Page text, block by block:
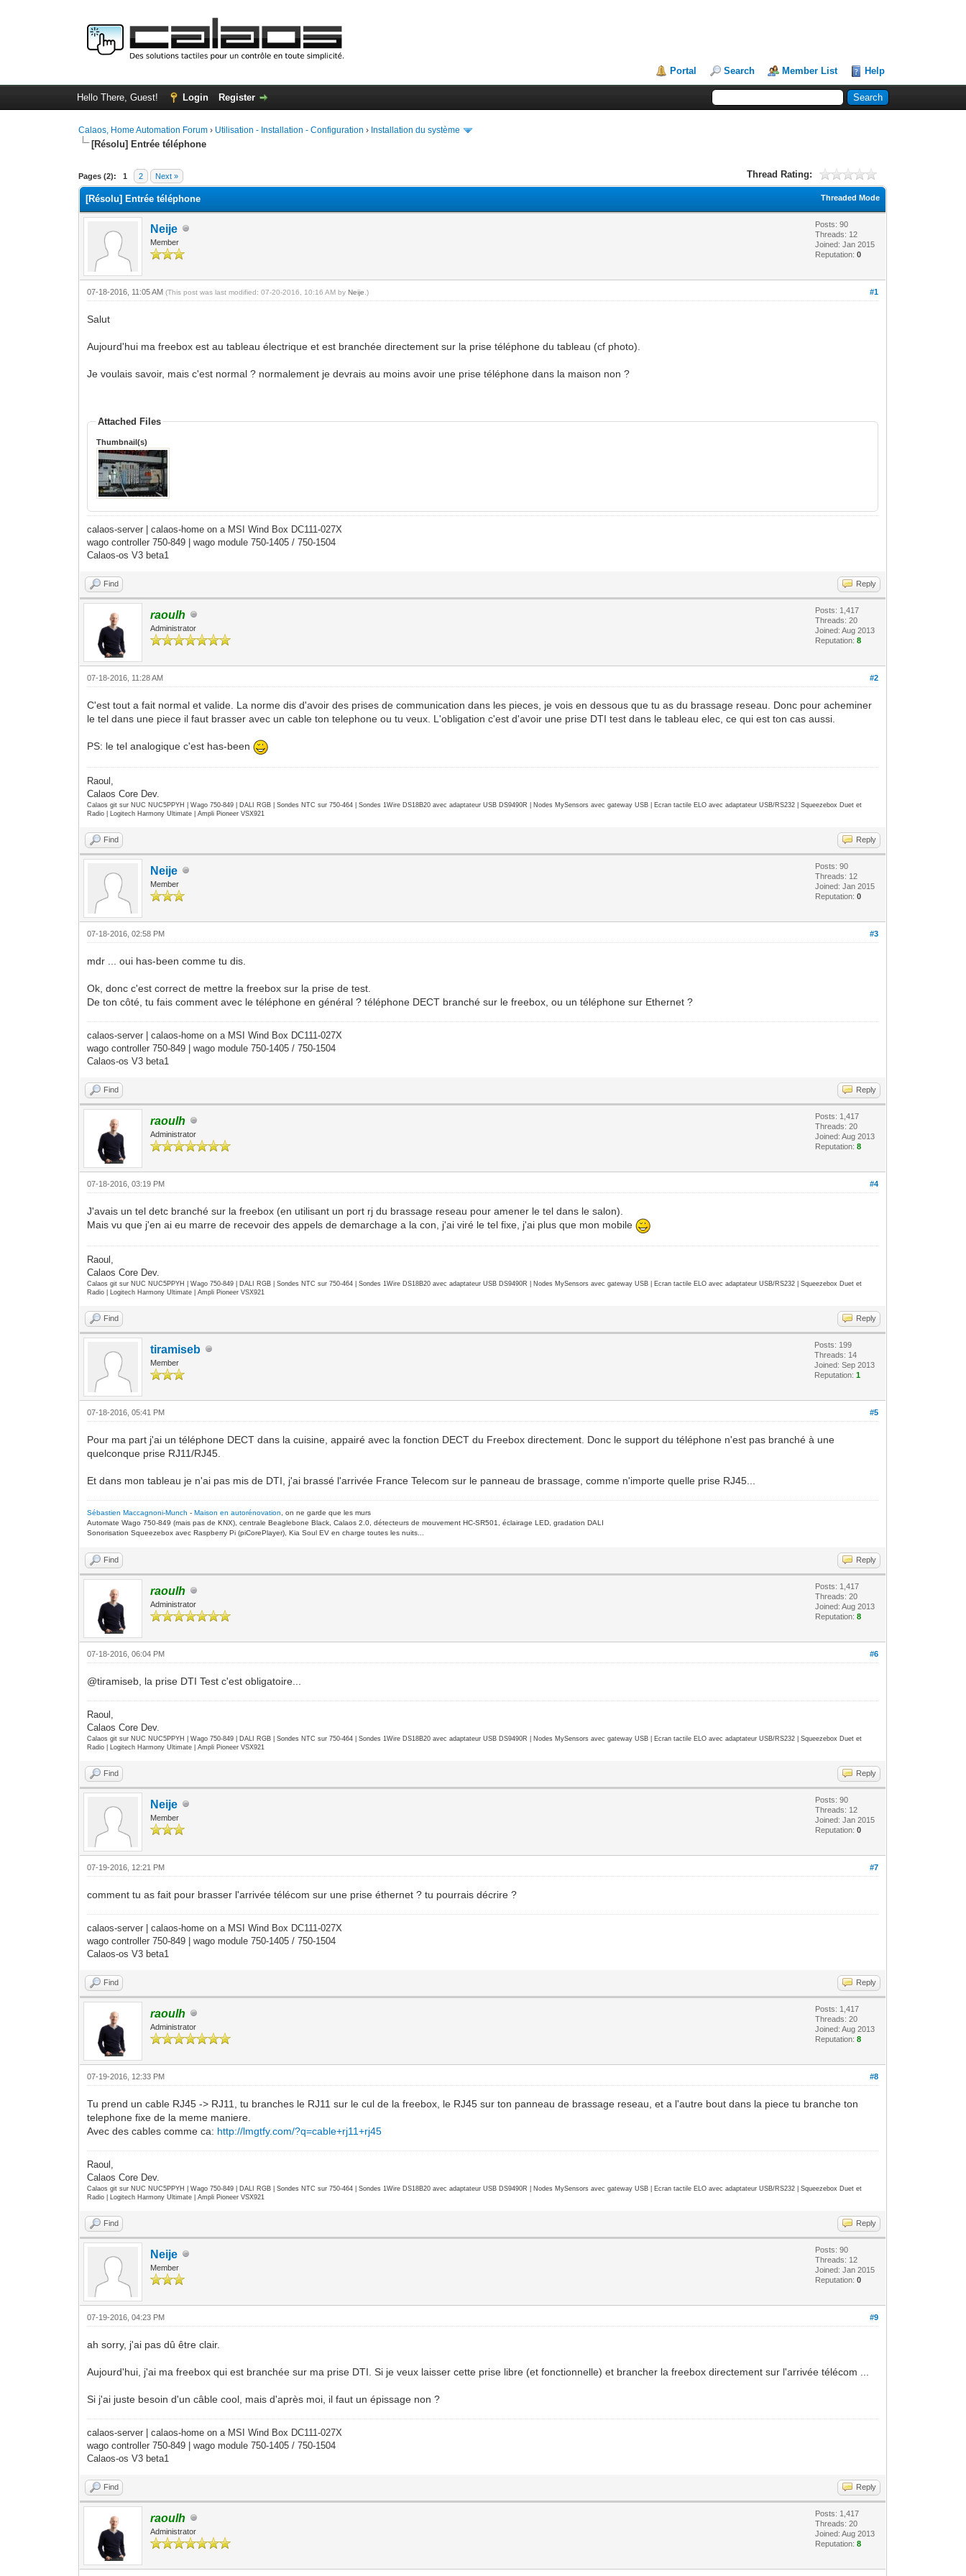
Portal Search Member List Help
Hello There, Guest! Login Register
Calaos, Home Automation Forum › Utilisation - Installation - Configuration › Installation du système
[Résolu] Entrée téléphone
Pages (2): 1 2 Next » Thread Rating:
0 Vote(s) - 0 Average
1
2
3
4
5
Threaded Mode
[Résolu] Entrée téléphone
Neije
Member
Posts: 90
Threads: 12
Joined: Jan 2015
Reputation:0
#1
07-18-2016, 11:05 AM(This post was last modified: 07-20-2016, 10:16 AM byNeije .)
Salut
Aujourd'hui ma freebox est au tableau électrique et est branchée directement sur la prise téléphone du tableau (cf photo).
Je voulais savoir, mais c'est normal ? normalement je devrais au moins avoir une prise téléphone dans la maison non ?
Attached Files
Thumbnail(s)
calaos-server | calaos-home on a MSI Wind Box DC111-027X
wago controller 750-849 | wago module 750-1405 / 750-1504
Calaos-os V3 beta1
Find Reply
raoulh
Administrator
Posts: 1,417
Threads: 20
Joined: Aug 2013
Reputation:8
#2
07-18-2016, 11:28 AM
C'est tout a fait normal et valide. La norme dis d'avoir des prises de communication dans les pieces, je vois en dessous que tu as du brassage reseau. Donc pour acheminer
le tel dans une piece il faut brasser avec un cable ton telephone ou tu veux. L'obligation c'est d'avoir une prise DTI test dans le tableau elec, ce qui est ton cas aussi.
PS: le tel analogique c'est has-been
Raoul,
Calaos Core Dev.
Calaos git sur NUC NUC5PPYH | Wago 750-849 | DALI RGB | Sondes NTC sur 750-464 | Sondes 1Wire DS18B20 avec adaptateur USB DS9490R | Nodes MySensors avec gateway USB | Ecran tactile ELO avec adaptateur USB/RS232 | Squeezebox Duet et
Radio | Logitech Harmony Ultimate | Ampli Pioneer VSX921
Find Reply
Neije
Member
Posts: 90
Threads: 12
Joined: Jan 2015
Reputation:0
#3
07-18-2016, 02:58 PM
mdr ... oui has-been comme tu dis.
Ok, donc c'est correct de mettre la freebox sur la prise de test.
De ton côté, tu fais comment avec le téléphone en général ? téléphone DECT branché sur le freebox, ou un téléphone sur Ethernet ?
calaos-server | calaos-home on a MSI Wind Box DC111-027X
wago controller 750-849 | wago module 750-1405 / 750-1504
Calaos-os V3 beta1
Find Reply
raoulh
Administrator
Posts: 1,417
Threads: 20
Joined: Aug 2013
Reputation:8
#4
07-18-2016, 03:19 PM
J'avais un tel detc branché sur la freebox (en utilisant un port rj du brassage reseau pour amener le tel dans le salon).
Mais vu que j'en ai eu marre de recevoir des appels de demarchage a la con, j'ai viré le tel fixe, j'ai plus que mon mobile
Raoul,
Calaos Core Dev.
Calaos git sur NUC NUC5PPYH | Wago 750-849 | DALI RGB | Sondes NTC sur 750-464 | Sondes 1Wire DS18B20 avec adaptateur USB DS9490R | Nodes MySensors avec gateway USB | Ecran tactile ELO avec adaptateur USB/RS232 | Squeezebox Duet et
Radio | Logitech Harmony Ultimate | Ampli Pioneer VSX921
Find Reply
tiramiseb
Member
Posts: 199
Threads: 14
Joined: Sep 2013
Reputation:1
#5
07-18-2016, 05:41 PM
Pour ma part j'ai un téléphone DECT dans la cuisine, appairé avec la fonction DECT du Freebox directement. Donc le support du téléphone n'est pas branché à une
quelconque prise RJ11/RJ45.
Et dans mon tableau je n'ai pas mis de DTI, j'ai brassé l'arrivée France Telecom sur le panneau de brassage, comme n'importe quelle prise RJ45...
Sébastien Maccagnoni-Munch -Maison en autorénovation
, on ne garde que les murs
Automate Wago 750-849 (mais pas de KNX), centrale Beaglebone Black, Calaos 2.0, détecteurs de mouvement HC-SR501, éclairage LED, gradation DALI
Sonorisation Squeezebox avec Raspberry Pi (piCorePlayer), Kia Soul EV en charge toutes les nuits...
Find Reply
raoulh
Administrator
Posts: 1,417
Threads: 20
Joined: Aug 2013
Reputation:8
#6
07-18-2016, 06:04 PM
@tiramiseb, la prise DTI Test c'est obligatoire...
Raoul,
Calaos Core Dev.
Calaos git sur NUC NUC5PPYH | Wago 750-849 | DALI RGB | Sondes NTC sur 750-464 | Sondes 1Wire DS18B20 avec adaptateur USB DS9490R | Nodes MySensors avec gateway USB | Ecran tactile ELO avec adaptateur USB/RS232 | Squeezebox Duet et
Radio | Logitech Harmony Ultimate | Ampli Pioneer VSX921
Find Reply
Neije
Member
Posts: 90
Threads: 12
Joined: Jan 2015
Reputation:0
#7
07-19-2016, 12:21 PM
comment tu as fait pour brasser l'arrivée télécom sur une prise éthernet ? tu pourrais décrire ?
calaos-server | calaos-home on a MSI Wind Box DC111-027X
wago controller 750-849 | wago module 750-1405 / 750-1504
Calaos-os V3 beta1
Find Reply
raoulh
Administrator
Posts: 1,417
Threads: 20
Joined: Aug 2013
Reputation:8
#8
07-19-2016, 12:33 PM
Tu prend un cable RJ45 -> RJ11, tu branches le RJ11 sur le cul de la freebox, le RJ45 sur ton panneau de brassage reseau, et a l'autre bout dans la piece tu branche ton
telephone fixe de la meme maniere.
Avec des cables comme ca: http://lmgtfy.com/?q=cable+rj11+rj45
Raoul,
Calaos Core Dev.
Calaos git sur NUC NUC5PPYH | Wago 750-849 | DALI RGB | Sondes NTC sur 750-464 | Sondes 1Wire DS18B20 avec adaptateur USB DS9490R | Nodes MySensors avec gateway USB | Ecran tactile ELO avec adaptateur USB/RS232 | Squeezebox Duet et
Radio | Logitech Harmony Ultimate | Ampli Pioneer VSX921
Find Reply
Neije
Member
Posts: 90
Threads: 12
Joined: Jan 2015
Reputation:0
#9
07-19-2016, 04:23 PM
ah sorry, j'ai pas dû être clair.
Aujourd'hui, j'ai ma freebox qui est branchée sur ma prise DTI. Si je veux laisser cette prise libre (et fonctionnelle) et brancher la freebox directement sur l'arrivée télécom ...
Si j'ai juste besoin d'un câble cool, mais d'après moi, il faut un épissage non ?
calaos-server | calaos-home on a MSI Wind Box DC111-027X
wago controller 750-849 | wago module 750-1405 / 750-1504
Calaos-os V3 beta1
Find Reply
raoulh
Administrator
Posts: 1,417
Threads: 20
Joined: Aug 2013
Reputation:8